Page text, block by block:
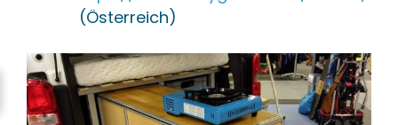
(Österreich)